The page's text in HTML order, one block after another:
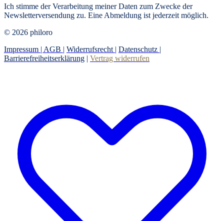
Ich stimme der Verarbeitung meiner Daten zum Zwecke der
Newsletterversendung zu. Eine Abmeldung ist jederzeit möglich.
© 2026 philoro
Impressum | AGB | Widerrufsrecht | Datenschutz |
Barrierefreiheitserklärung | Vertrag widerrufen